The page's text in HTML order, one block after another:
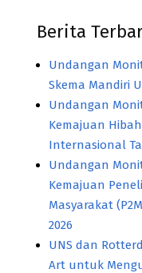
Berita
Undangan
Skema Mandiri
Undangan
Kemajuan
Internasional
Undangan
Kemajuan
Masyarakat
2026
UNS dan
Art untuk